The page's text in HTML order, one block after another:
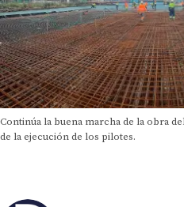
Continúa la buena marcha de la obra
de la ejecución de los pilotes.